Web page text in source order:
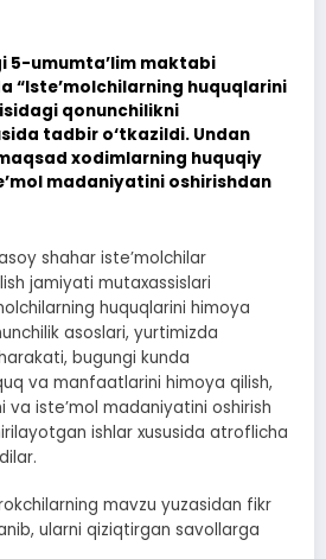
5-umumta’lim maktabi
“Iste’molchilarning huquqlarini
qonunchilikni
tadbir o‘tkazildi. Undan
xodimlarning huquqiy
madaniyatini oshirishdan
shahar iste’molchilar
jamiyati mutaxassislari
huquqlarini himoya
asoslari, yurtimizda
bugungi kunda
va manfaatlarini himoya qilish,
va iste’mol madaniyatini oshirish
ishlar xususida atroflicha
mavzu yuzasidan fikr
ularni qiziqtirgan savollarga